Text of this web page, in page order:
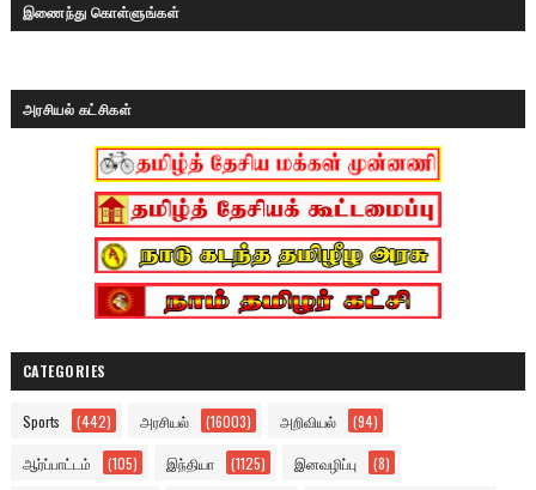
இணைந்து கொள்ளுங்கள்
அரசியல் கட்சிகள்
CATEGORIES
Sports (442) அரசியல் (16003) அறிவியல் (94)
ஆர்ப்பாட்டம் (105) இந்தியா (1125) இனவழிப்பு (8)